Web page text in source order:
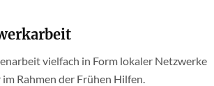
vielfach in Form lokaler Netzwerke
Rahmen der Frühen Hilfen.